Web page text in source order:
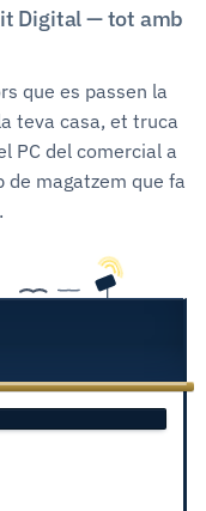
Digital — tot amb
que es passen la
teva casa, et truca
PC del comercial a
de magatzem que fa